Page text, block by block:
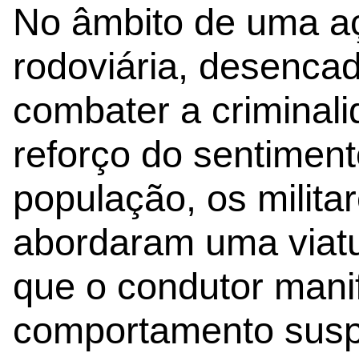
No âmbito de uma
rodoviária,
combater a
reforço do
população, os
abordaram uma
que o condutor
comportamento